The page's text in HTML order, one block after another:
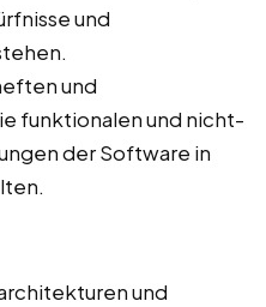
und
und
funktionalen und nicht-
der Software in
und